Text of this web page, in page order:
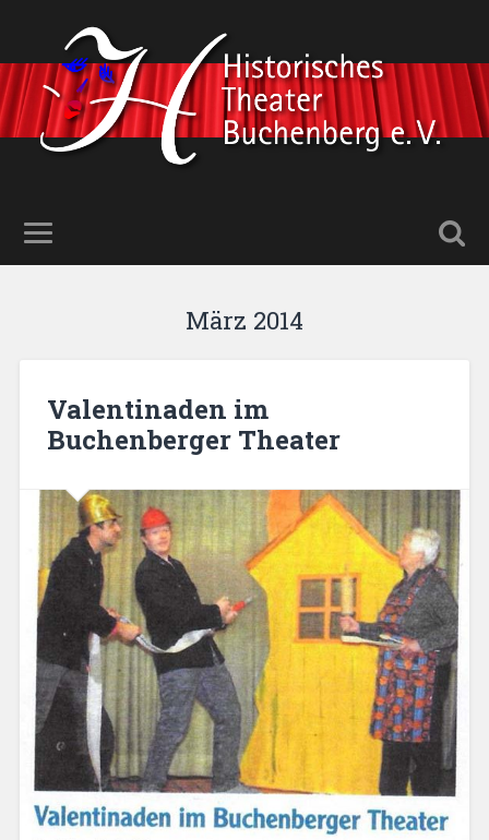
März 2014
Valentinaden im
Buchenberger Theater